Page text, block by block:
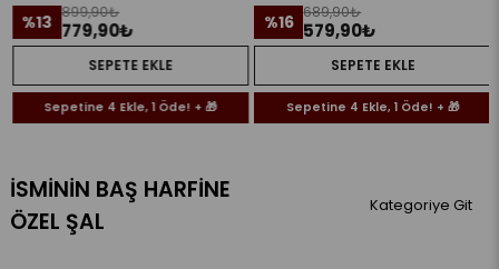
%13 899,90₺
779,90₺
SEPETE EKLE
Sepetine 4 Ekle, 1 Öde! + 🎁
%16 689,90₺
579,90₺
SEPETE EKLE
Sepetine 4 Ekle, 1 Öde! + 🎁
İSMININ BAŞ HARFINE
ÖZEL ŞAL
Kategoriye Git